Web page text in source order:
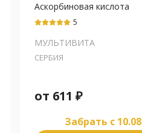
Аскорбиновая кислота
5
МУЛЬТИВИТА
СЕРБИЯ
от 611 ₽
Забрать c 10.08